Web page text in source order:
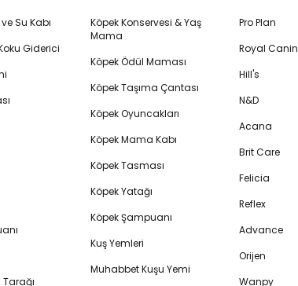
Su Kabı
Giderici
Tarağı
Köpek Konservesi & Yaş
Mama
Köpek Ödül Maması
Köpek Taşıma Çantası
Köpek Oyuncakları
Köpek Mama Kabı
Köpek Tasması
Köpek Yatağı
Köpek Şampuanı
Kuş Yemleri
Muhabbet Kuşu Yemi
Pro Plan
Royal Canin
Hill's
N&D
Acana
Brit Care
Felicia
Reflex
Advance
Orijen
Wanpy